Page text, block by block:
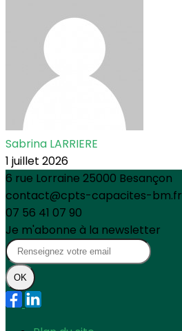
Sabrina LARRIERE
1 juillet 2026
6 rue Lorraine 25000 Besançon
contact@cpts-capacites-bm.fr
07 56 41 07 90
Je m'abonne à la newsletter
OK